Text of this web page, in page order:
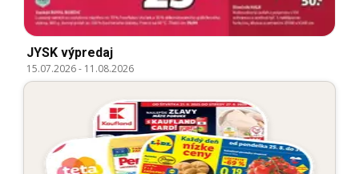
JYSK výpredaj
15.07.2026- 11.08.2026